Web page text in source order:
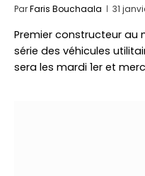
ParFaris Bouchaala 31
Premier constructeur au
série des véhicules
sera les mardi 1er et